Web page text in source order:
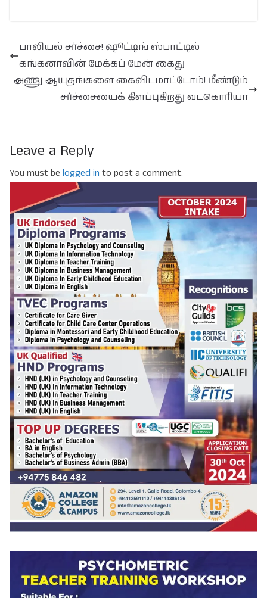
பாலியல் சர்ச்சை! ஷூட்டிங் ஸ்பாட்டில்
கங்கனாவின் மேக்கப் மேன் கைது
அணு ஆயுதங்களை கைவிடமாட்டோம்! மீண்டும்
சர்ச்சையைக் கிளப்புகிறது வடகொரியா
Leave a Reply
You must be logged in to post a comment.